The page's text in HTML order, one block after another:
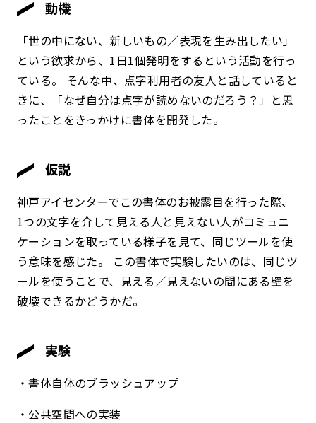
動機
「世の中にない、新しいもの／表現を生み出したい」
という欲求から、1日1個発明をするという活動を行っ
ている。 そんな中、点字利用者の友人と話していると
きに、「なぜ自分は点字が読めないのだろう？」と思
ったことをきっかけに書体を開発した。
仮説
神戸アイセンターでこの書体のお披露目を行った際、
1つの文字を介して見える人と見えない人がコミュニ
ケーションを取っている様子を見て、同じツールを使
う意味を感じた。 この書体で実験したいのは、同じツ
ールを使うことで、見える／見えないの間にある壁を
破壊できるかどうかだ。
実験
・書体自体のブラッシュアップ
・公共空間への実装